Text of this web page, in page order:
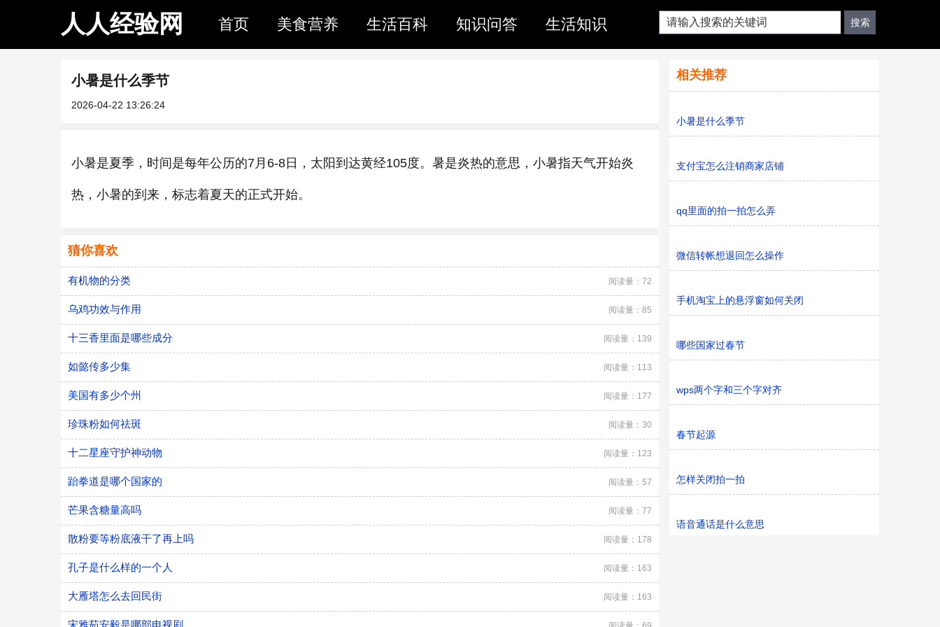
人人经验网 首页 美食营养 生活百科 知识问答 生活知识
小暑是什么季节
2026-04-22 13:26:24
小暑是夏季，时间是每年公历的7月6-8日，太阳到达黄经105度。暑是炎热的意思，小暑指天气开始炎
热，小暑的到来，标志着夏天的正式开始。
猜你喜欢
有机物的分类 阅读量：72
乌鸡功效与作用 阅读量：85
十三香里面是哪些成分 阅读量：139
如懿传多少集 阅读量：113
美国有多少个州 阅读量：177
珍珠粉如何祛斑 阅读量：30
十二星座守护神动物 阅读量：123
跆拳道是哪个国家的 阅读量：57
芒果含糖量高吗 阅读量：77
散粉要等粉底液干了再上吗 阅读量：178
孔子是什么样的一个人 阅读量：163
大雁塔怎么去回民街 阅读量：163
宋雅茹安毅是哪部电视剧
相关推荐
小暑是什么季节
支付宝怎么注销商家店铺
qq里面的拍一拍怎么弄
微信转帐想退回怎么操作
手机淘宝上的悬浮窗如何关闭
哪些国家过春节
wps两个字和三个字对齐
春节起源
怎样关闭拍一拍
语音通话是什么意思